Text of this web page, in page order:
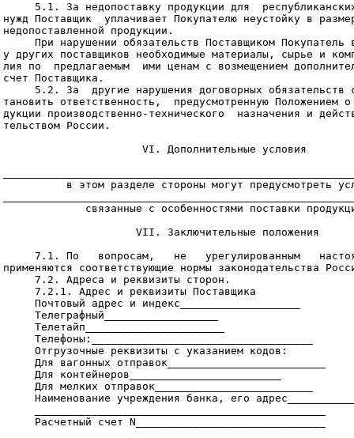
5.1. За недопоставку продукции для
нужд Поставщик  уплачивает Покупателю неустойку в
недопоставленной продукции.
При нарушении обязательств Поставщиком Покупатель
у других поставщиков необходимые материалы, сырье и
лия по  предлагаемым  ими ценам с возмещением
счет Поставщика.
5.2. За  другие нарушения договорных обязательств
тановить ответственность,  предусмотренную Положением
дукции производственно-технического  назначения и
тельством России.
                      VI. Дополнительные условия
в этом разделе стороны могут предусмотреть
связанные с особенностями поставки
                     VII. Заключительные положения
7.1. По   вопросам,   не   урегулированным
применяются соответствующие нормы законодательства
     7.2. Адреса и реквизиты сторон.
     7.2.1. Адрес и реквизиты Поставщика
     Почтовый адрес и индекс___________________
     Телеграфный__________________
     Телетайп______________________
     Телефоны:___________________________________
     Отгрузочные реквизиты с указанием кодов:
     Для вагонных отправок_________________________
     Для контейнеров________________________
     Для мелких отправок_________________________
Наименование учреждения банка, его
     Расчетный счет N______________________________